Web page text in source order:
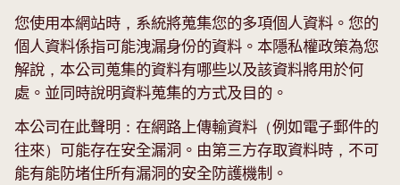
您使用本網站時，系統將蒐集您的多項個人資料。您的
個人資料係指可能洩漏身份的資料。本隱私權政策為您
解說，本公司蒐集的資料有哪些以及該資料將用於何
處。並同時說明資料蒐集的方式及目的。
本公司在此聲明：在網路上傳輸資料（例如電子郵件的
往來）可能存在安全漏洞。由第三方存取資料時，不可
能有能防堵住所有漏洞的安全防護機制。